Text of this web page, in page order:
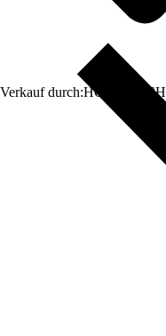
Verkauf durch:HORNBACH